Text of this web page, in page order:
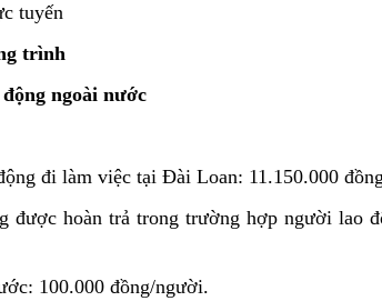
tuyến
trình
ngoài nước
đi làm việc tại Đài Loan: 11.150.000
được hoàn trả trong trường hợp người lao
100.000 đồng/người.